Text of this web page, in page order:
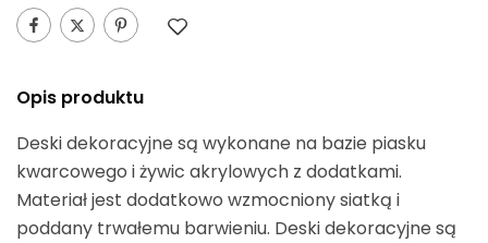
Alternative:
Opis produktu
Deski dekoracyjne są wykonane na bazie piasku
kwarcowego i żywic akrylowych z dodatkami.
Materiał jest dodatkowo wzmocniony siatką i
poddany trwałemu barwieniu. Deski dekoracyjne są